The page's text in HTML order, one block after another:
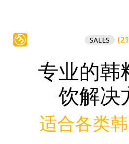
SALES
专业的韩
饮解决
适合各类